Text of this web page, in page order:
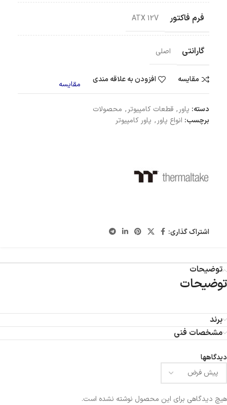
فرم فاکتور ATX 12V
گارانتی اصلی
مقایسه افزودن به علاقه مندی مقایسه
دسته: پاور , قطعات کامپیوتر , محصولات
برچسب: انواع پاور , پاور کامپیوتر
اشتراک گذاری:
توضیحات
توضیحات
برند
مشخصات فنی
دیدگاهها
هیچ دیدگاهی برای این محصول نوشته نشده است.